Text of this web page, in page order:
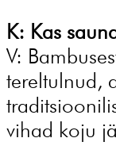
K: Kas
V:
tereltulnud,
vihad koju